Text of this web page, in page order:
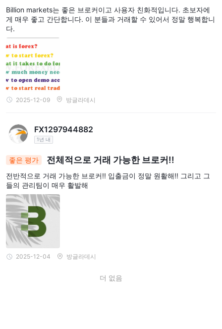
Billion markets는 좋은 브로커이고 사용자 친화적입니다. 초보자에
게 매우 좋고 간단합니다. 이 분들과 거래할 수 있어서 정말 행복합니
다.
2025-12-09 방글라데시
FX1297944882
1년 내
좋은 평가 전체적으로 거래 가능한 브로커!!
전반적으로 거래 가능한 브로커!! 입출금이 정말 원활해!! 그리고 그
들의 관리팀이 매우 활발해
2025-12-04 방글라데시
더 없음